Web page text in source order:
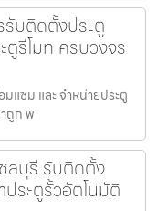
รับติดตั้งประตู
ตูรีโมท ครบวงจร
แซม และ จำหน่ายประตู
ถูก พ
ลบุรี รับติดตั้ง
ระตูรั้วอัตโนมัติ